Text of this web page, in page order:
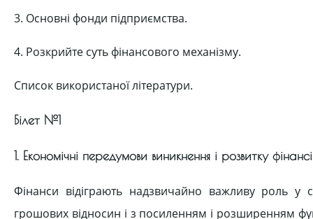
3. Основні фонди підприємства.
4. Розкрийте суть фінансового механізму.
Список використаної літератури.
Білет №1
1. Економічні передумови виникнення і розвитку
Фінанси відіграють надзвичайно важливу роль у
грошових відносин і з посиленням і розширенням